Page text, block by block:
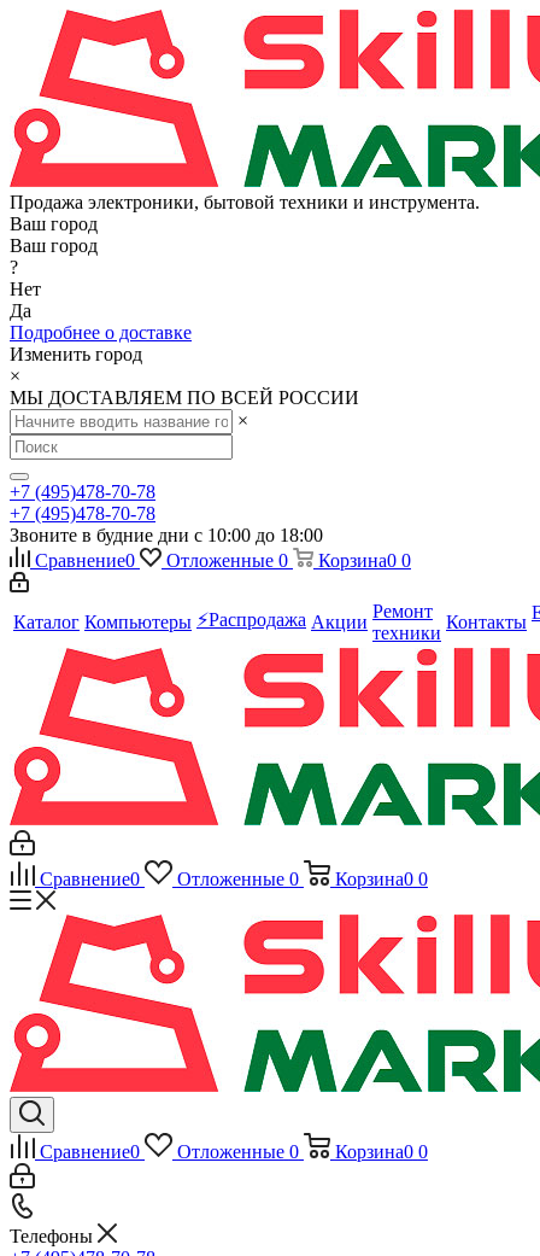
Продажа электроники, бытовой техники и инструмента.
Ваш город
Ваш город
?
Нет
Да
Подробнее о доставке
Изменить город
×
МЫ ДОСТАВЛЯЕМ ПО ВСЕЙ РОССИИ
×
+7 (495)478-70-78
+7 (495)478-70-78
Звоните в будние дни с 10:00 до 18:00
Сравнение0 Отложенные 0 Корзина0 0
Каталог Компьютеры ⚡️Распродажа Акции
Ремонт
техники
Контакты
Сравнение0 Отложенные 0 Корзина0 0
Сравнение0 Отложенные 0 Корзина0 0
Телефоны